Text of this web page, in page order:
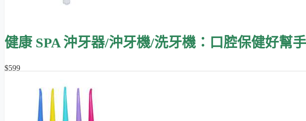
健康 SPA 沖牙器/沖牙機/洗牙機：口腔保健好幫
$599